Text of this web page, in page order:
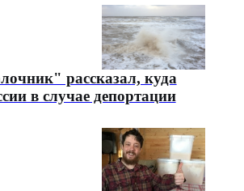
рассказал, куда
в случае депортации